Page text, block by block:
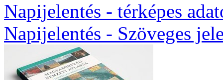
Napijelentés - térképes
Napijelentés - Szöveges